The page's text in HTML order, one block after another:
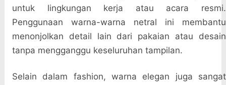
untuk lingkungan kerja atau acara resmi.
Penggunaan warna-warna netral ini membantu
menonjolkan detail lain dari pakaian atau desain
tanpa mengganggu keseluruhan tampilan.
Selain dalam fashion, warna elegan juga sangat